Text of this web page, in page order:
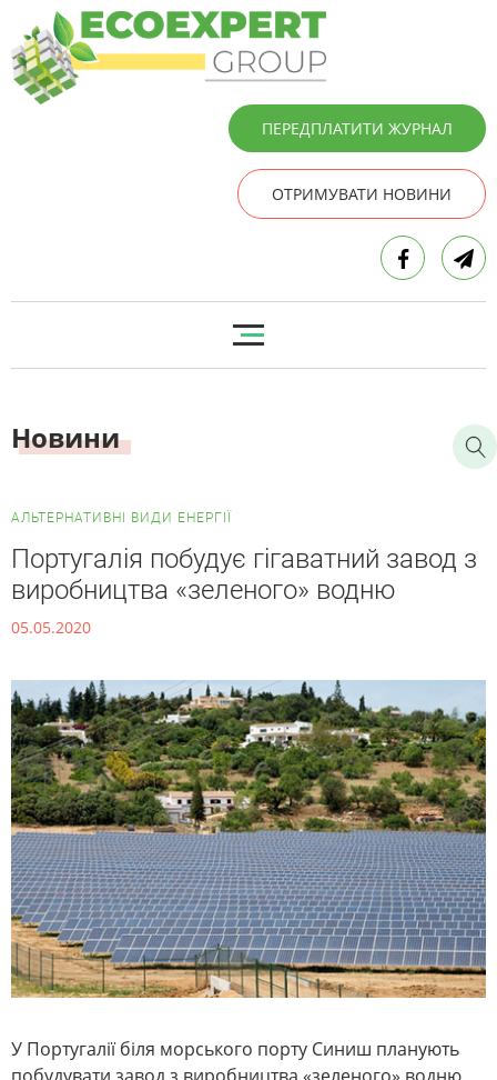
ПЕРЕДПЛАТИТИ ЖУРНАЛ
ОТРИМУВАТИ НОВИНИ
Новини
АЛЬТЕРНАТИВНІ ВИДИ ЕНЕРГІЇ
Португалія побудує гігаватний завод з
виробництва «зеленого» водню
05.05.2020
У Португалії біля морського порту Синиш планують